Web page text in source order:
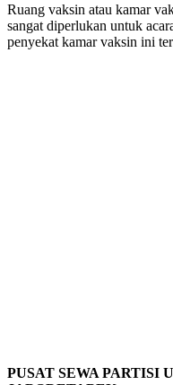
Ruang vaksin atau kamar
sangat diperlukan untuk
penyekat kamar vaksin ini
PUSAT SEWA PARTISI